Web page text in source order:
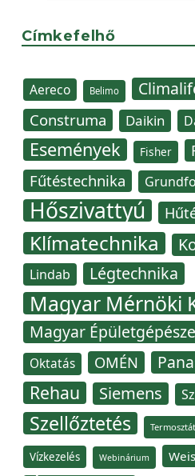
Címkefelhő
Aereco Belimo
Construma Daikin
Események Fisher
Fűtéstechnika
Hőszivattyú
Klímatechnika
Lindab Légtechnika
Magyar Mérnöki
Magyar
Oktatás OMÉN
Rehau Siemens
Szellőztetés Termosztát
Vízkezelés Webinárium